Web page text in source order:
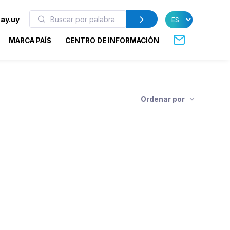
MARCA PAÍS CENTRO DE INFORMACIÓN
Ordenar por